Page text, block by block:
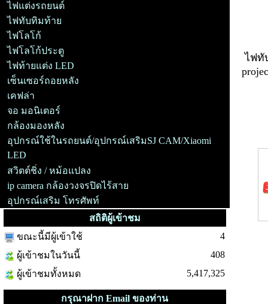
ไฟแต่งรถยนต์
ไฟทับทิมท้าย
ไฟโลโก้
ไฟโลโก้ประตู
ไฟท้ายแต่ง LED
เซ็นเซอร์ถอยหลัง
เคฟล่า
จอ มอนิเตอร์
กล้องมองหลัง
อุปกรณ์ใช้ในรถยนต์/อุปกรณ์เสริมSJ CAM/Xiaomi
LED
สวิตต์ชิ่ง / หม้อแปลง
ip camera กล้องวงจรปิดไร้สาย
อุปกรณ์เสริม โทรศัพท์
สถิติผู้เข้าชม
ขณะนี้มีผู้เข้าใช้
4
ผู้เข้าชมในวันนี้
408
ผู้เข้าชมทั้งหมด
5,417,325
กรุณาฝาก Email ของท่าน
ไฟทั